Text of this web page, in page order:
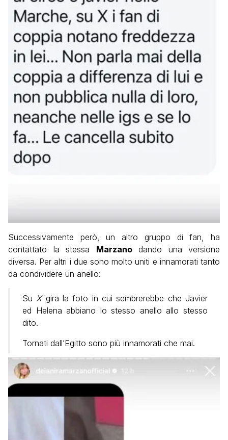
Successivamente però, un altro gruppo di fan, ha
contattato la stessa Marzanodando una versione
diversa. Per altri i due sono molto uniti e innamorati tanto
da condividere un anello:
SuXgira la foto in cui sembrerebbe che Javier
ed Helena abbiano lo stesso anello allo stesso
dito.
Tornati dall’Egitto sono più innamorati che mai.